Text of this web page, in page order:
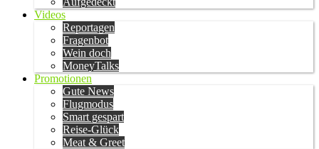
Videos
Reportagen
Fragenbot
Wein doch
MoneyTalks
Promotionen
Gute News
Flugmodus
Smart gespart
Reise-Glück
Meat & Greet